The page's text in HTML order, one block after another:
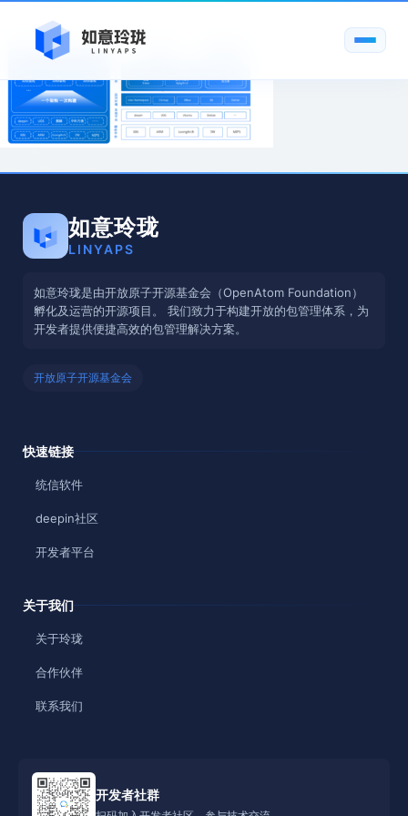
如意玲珑
LINYAPS
如意玲珑是由开放原子开源基金会（OpenAtom Foundation）
孵化及运营的开源项目。 我们致力于构建开放的包管理体系，为
开发者提供便捷高效的包管理解决方案。
开放原子开源基金会
快速链接
统信软件
deepin社区
开发者平台
关于我们
关于玲珑
合作伙伴
联系我们
开发者社群